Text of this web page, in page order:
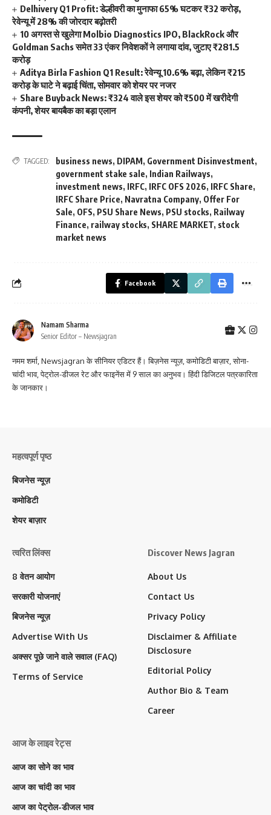
Delhivery Q1 Profit: डेल्हीवरी का मुनाफा 65% घटकर ₹32 करोड़,
रेवेन्यू में 28% की जोरदार बढ़ोतरी
10 अगस्त से खुलेगा Molbio Diagnostics IPO, BlackRock और
Goldman Sachs समेत 33 एंकर निवेशकों ने लगाया दांव, जुटाए ₹281.5
करोड़
Aditya Birla Fashion Q1 Result: रेवेन्यू 10.6% बढ़ा, लेकिन ₹215
करोड़ के घाटे ने बढ़ाई चिंता, सोमवार को शेयर पर नजर
Share Buyback News: ₹324 वाले इस शेयर को ₹500 में खरीदेगी
कंपनी, शेयर बायबैक का बड़ा एलान
TAGGED: business news, DIPAM, Government Disinvestment,
government stake sale, Indian Railways,
investment news, IRFC, IRFC OFS 2026, IRFC Share,
IRFC Share Price, Navratna Company, Offer For
Sale, OFS, PSU Share News, PSU stocks, Railway
Finance, railway stocks, SHARE MARKET, stock
market news
Facebook
Namam Sharma
Senior Editor – Newsjagran
नमम शर्मा, Newsjagran के सीनियर एडिटर हैं। बिज़नेस न्यूज़, कमोडिटी बाज़ार, सोना-
चांदी भाव, पेट्रोल-डीजल रेट और फाइनेंस में 9 साल का अनुभव। हिंदी डिजिटल पत्रकारिता
के जानकार।
महत्वपूर्ण पृष्ठ
बिजनेस न्यूज़
कमोडिटी
शेयर बाज़ार
त्वरित लिंक्स
8 वेतन आयोग
सरकारी योजनाएं
बिजनेस न्यूज़
Advertise With Us
अक्सर पूछे जाने वाले सवाल (FAQ)
Terms of Service
Discover News Jagran
About Us
Contact Us
Privacy Policy
Disclaimer & Affiliate
Disclosure
Editorial Policy
Author Bio & Team
Career
आज के लाइव रेट्स
आज का सोने का भाव
आज का चांदी का भाव
आज का पेट्रोल-डीजल भाव